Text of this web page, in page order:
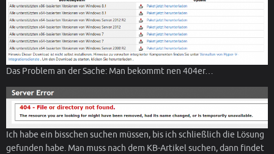
Das Problem an der Sache: Man bekommt nen 404er…
Ich habe ein bisschen suchen müssen, bis ich schließlich die Lösung
gefunden habe. Man muss nach dem KB-Artikel suchen, dann findet